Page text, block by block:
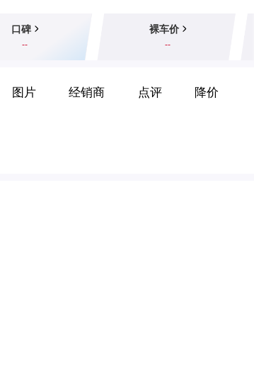
口碑
--
裸车价
--
图片 经销商 点评 降价